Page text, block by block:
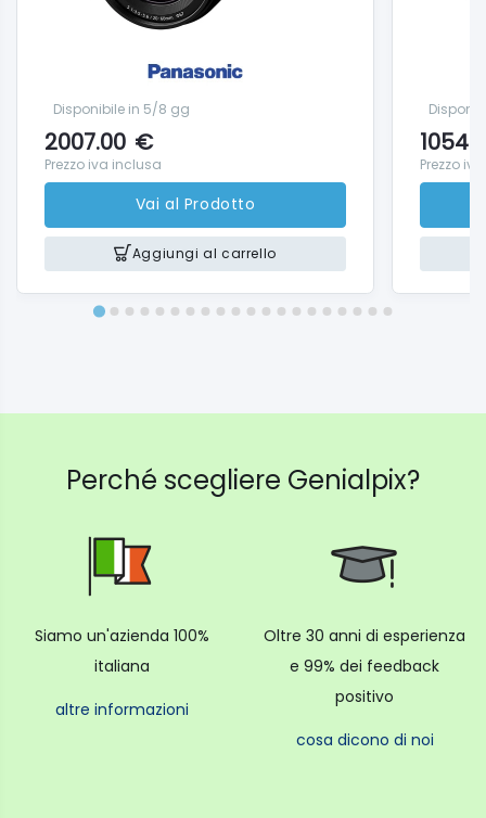
Disponibile in 5/8 gg
2007.00 €
Prezzo iva inclusa
Vai al Prodotto
Aggiungi al carrello
Prezzo
Perché scegliere Genialpix?
Siamo un'azienda 100%
italiana
altre informazioni
Oltre 30 anni di esperienza
e 99% dei feedback
positivo
cosa dicono di noi